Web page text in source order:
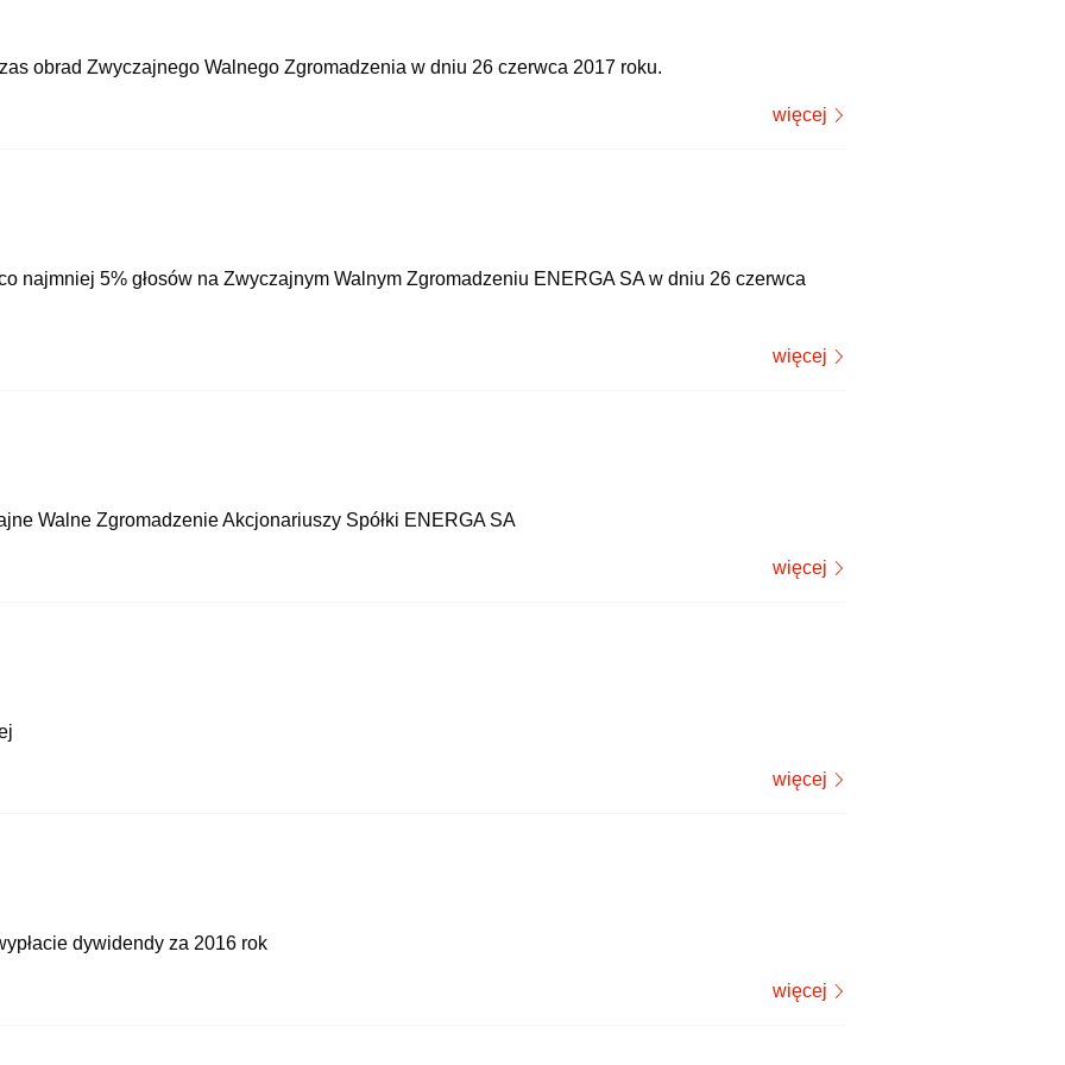
obrad Zwyczajnego Walnego Zgromadzenia w dniu 26 czerwca 2017 roku.
więcej
najmniej 5% głosów na Zwyczajnym Walnym Zgromadzeniu ENERGA SA w dniu 26 czerwca
więcej
Walne Zgromadzenie Akcjonariuszy Spółki ENERGA SA
więcej
więcej
dywidendy za 2016 rok
więcej